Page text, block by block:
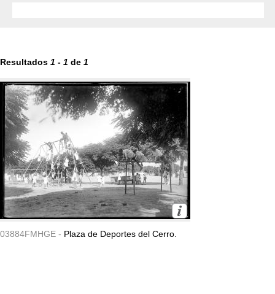
Resultados 1 - 1 de 1
03884FMHGE - Plaza de Deportes del Cerro.